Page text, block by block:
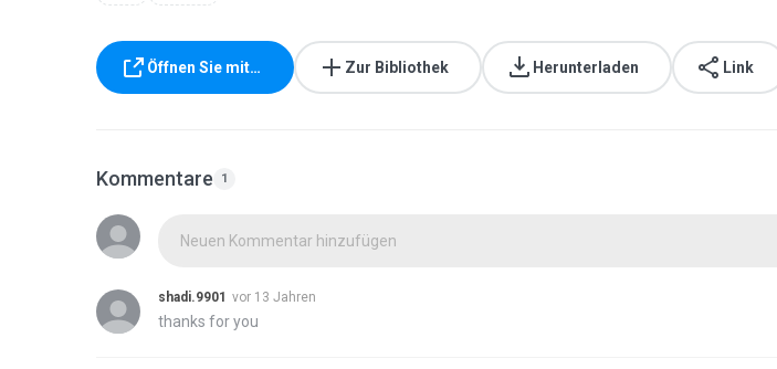
Öffnen Sie mit… Zur Bibliothek Herunterladen Link
Kommentare 1
Neuen Kommentar hinzufügen
shadi.9901 vor 13 Jahren
thanks for you